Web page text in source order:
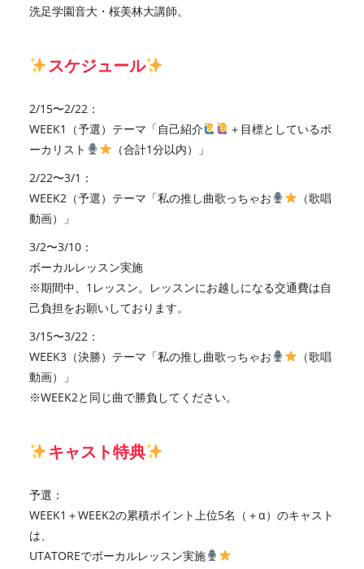
洗足学園音大・桜美林大講師。
スケジュール
2/15〜2/22：
WEEK1（予選）テーマ「自己紹介
＋目標としているボ
ーカリスト
（合計1分以内）」
2/22〜3/1：
WEEK2（予選）テーマ「私の推し曲歌っちゃお
（歌唱
動画）」
3/2〜3/10：
ボーカルレッスン実施
※期間中、1レッスン。レッスンにお越しになる交通費は自
己負担をお願いしております。
3/15〜3/22：
WEEK3（決勝）テーマ「私の推し曲歌っちゃお
（歌唱
動画）」
※WEEK2と同じ曲で勝負してください。
キャスト特典
予選：
WEEK1＋WEEK2の累積ポイント上位5名（＋α）のキャスト
は、
UTATOREでボーカルレッスン実施